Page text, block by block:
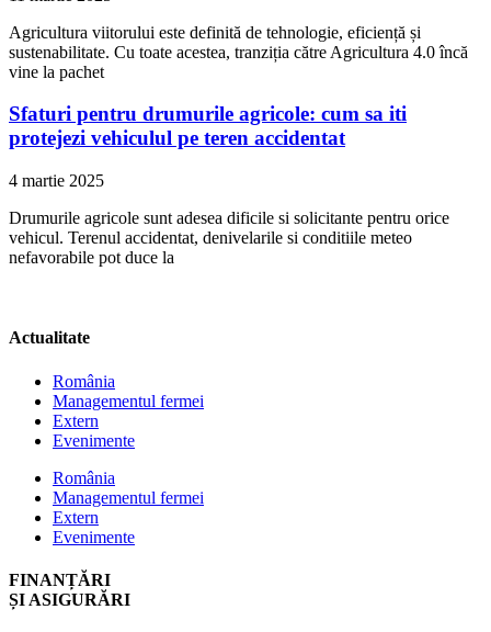
Agricultura viitorului este definită de tehnologie, eficiență și
sustenabilitate. Cu toate acestea, tranziția către Agricultura 4.0 încă
vine la pachet
Sfaturi pentru drumurile agricole: cum sa iti
protejezi vehiculul pe teren accidentat
4 martie 2025
Drumurile agricole sunt adesea dificile si solicitante pentru orice
vehicul. Terenul accidentat, denivelarile si conditiile meteo
nefavorabile pot duce la
Actualitate
România
Managementul fermei
Extern
Evenimente
România
Managementul fermei
Extern
Evenimente
FINANȚĂRI
ȘI ASIGURĂRI